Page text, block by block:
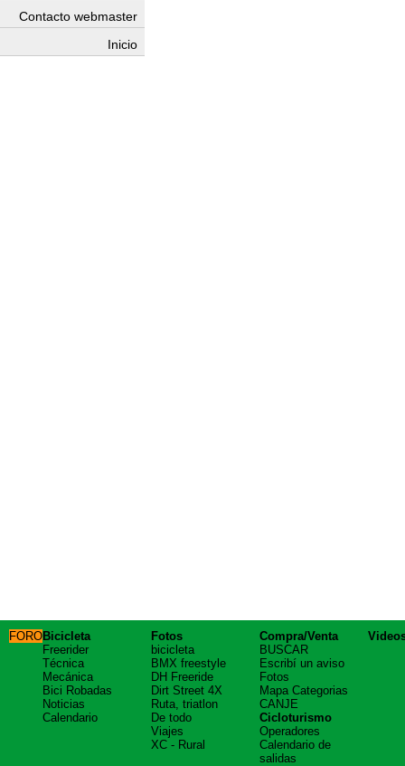
Contacto webmaster
Inicio
FOROBicicleta
Freerider
Técnica
Mecánica
Bici Robadas
Noticias
Calendario
Fotos
bicicleta
BMX freestyle
DH Freeride
Dirt Street 4X
Ruta, triatlon
De todo
Viajes
XC - Rural
Compra/Venta
BUSCAR
Escribí un aviso
Fotos
Mapa Categorias
CANJE
Cicloturismo
Operadores
Calendario de
salidas